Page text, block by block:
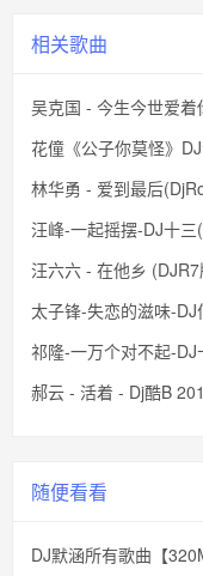
相关歌曲
吴克国 - 今生今世爱
花僮《公子你莫怪》
林华勇 - 爱到最后
汪峰-一起摇摆-DJ十
汪六六 - 在他乡
太子锋-失恋的滋味-DJ
祁隆-一万个对不起-
郝云 - 活着 - Dj酷B
随便看看
DJ默涵所有歌曲【